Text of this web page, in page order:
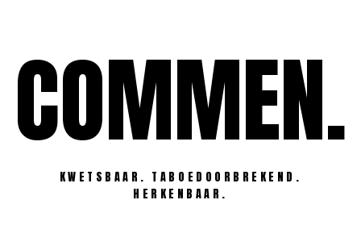
inhoudCOMMEN.
KWETSBAAR. TABOEDOORBREKEND.
HERKENBAAR.